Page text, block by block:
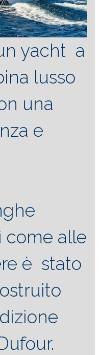
yacht a
lusso
una
e
come alle
è stato